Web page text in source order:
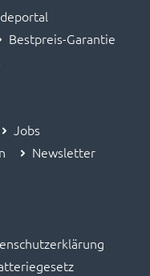
Bestpreis-Garantie
Jobs
Newsletter